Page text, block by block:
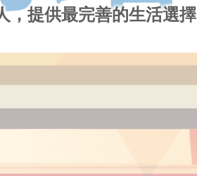
，提供最完善的生活選擇